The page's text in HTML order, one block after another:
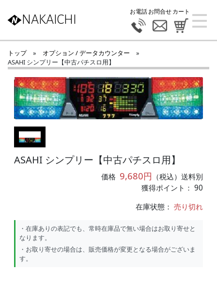
NAKAICHI
お電話お問合せカート
トップ » オプション / データカウンター
»
ASAHI シンプリー【中古パチスロ用】
ASAHI シンプリー【中古パチスロ用】
価格 9,680円 （税込）送料別
獲得ポイント： 90
在庫状態：売り切れ
・在庫ありの表記でも、常時在庫品で無い場合はお取り寄せと
なります。
・お取り寄せの場合は、販売価格が変更となる場合がございま
す。